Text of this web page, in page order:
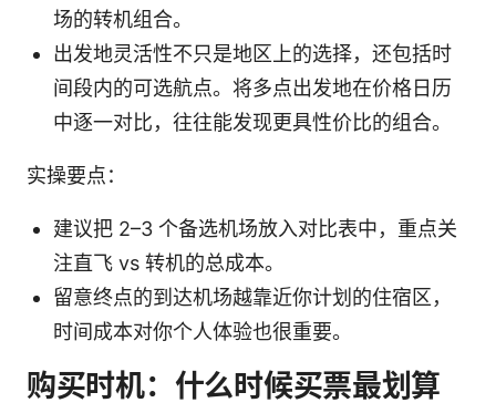
场的转机组合。
出发地灵活性不只是地区上的选择，还包括时
间段内的可选航点。将多点出发地在价格日历
中逐一对比，往往能发现更具性价比的组合。
实操要点：
建议把 2–3 个备选机场放入对比表中，重点关
注直飞 vs 转机的总成本。
留意终点的到达机场越靠近你计划的住宿区，
时间成本对你个人体验也很重要。
购买时机：什么时候买票最划算